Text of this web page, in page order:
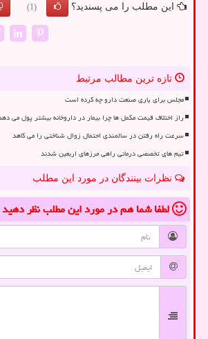
این مطلب را می پسندید؟ (1)
تازه ترین مطالب مرتبط
مجلس برای یاری صنعت دارو چه کرده است
راز اختلاف قیمت مکمل ها چرا بیمار در داروخانه بیشتر پول می
سرعت راه رفتن در سالمندی احتمال زوال شناختی را می کاهد
تیم های تخصصی درمانی راهی مرزهای اربعین شدند
نظرات بینندگان در مورد این مطلب
لطفا شما همدر مورد این مطلبنظر دهید